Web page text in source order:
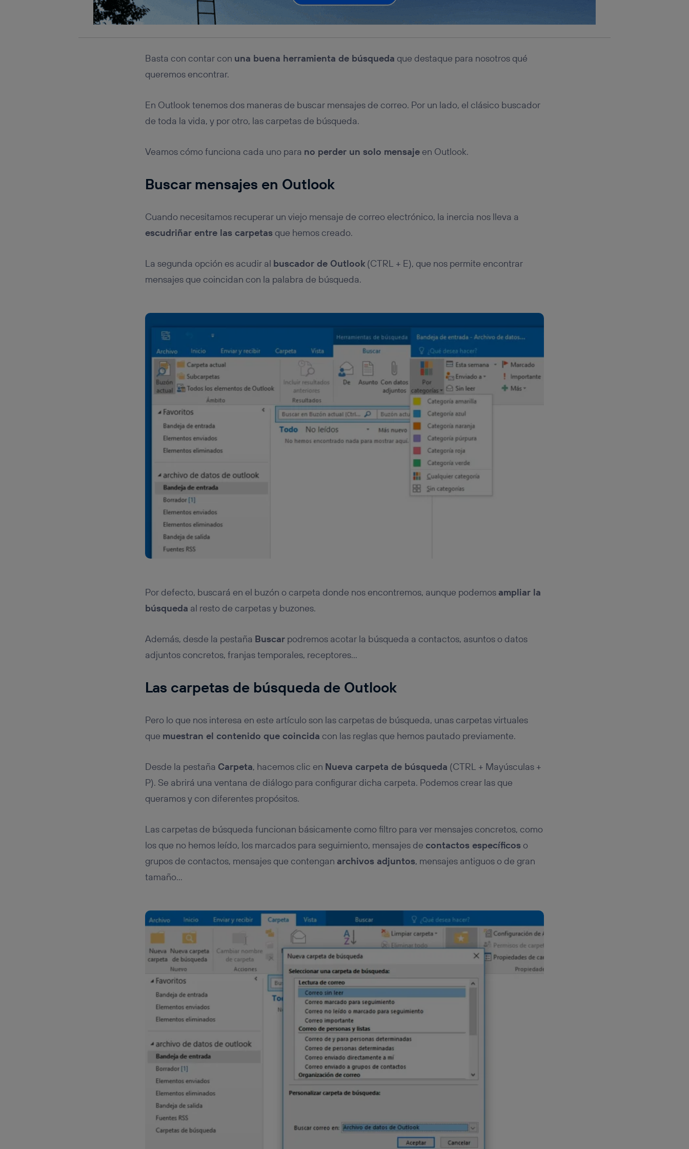
Basta con contar con una buena herramienta de búsqueda que destaque para nosotros qué
queremos encontrar.
En Outlook tenemos dos maneras de buscar mensajes de correo. Por un lado, el clásico buscador
de toda la vida, y por otro, las carpetas de búsqueda.
Veamos cómo funciona cada uno para no perder un solo mensajeen Outlook.
Buscar mensajes en Outlook
Cuando necesitamos recuperar un viejo mensaje de correo electrónico, la inercia nos lleva a
escudriñar entre las carpetasque hemos creado.
La segunda opción es acudir al buscador de Outlook(CTRL + E), que nos permite encontrar
mensajes que coincidan con la palabra de búsqueda.
Por defecto, buscará en el buzón o carpeta donde nos encontremos, aunque podemos ampliar la
búsqueda al resto de carpetas y buzones.
Además, desde la pestaña Buscarpodremos acotar la búsqueda a contactos, asuntos o datos
adjuntos concretos, franjas temporales, receptores…
Las carpetas de búsqueda de Outlook
Pero lo que nos interesa en este artículo son las carpetas de búsqueda, unas carpetas virtuales
que muestran el contenido que coincida con las reglas que hemos pautado previamente.
Desde la pestaña Carpeta, hacemos clic en Nueva carpeta de búsqueda (CTRL + Mayúsculas +
P). Se abrirá una ventana de diálogo para configurar dicha carpeta. Podemos crear las que
queramos y con diferentes propósitos.
Las carpetas de búsqueda funcionan básicamente como filtro para ver mensajes concretos, como
los que no hemos leído, los marcados para seguimiento, mensajes de contactos específicoso
grupos de contactos, mensajes que contengan archivos adjuntos, mensajes antiguos o de gran
tamaño…